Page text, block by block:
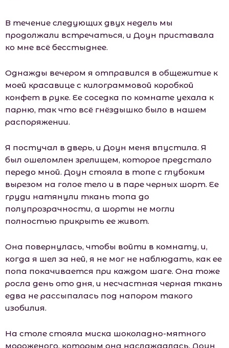
В течение следующих двух недель мы
продолжали встречаться, и Доун приставала
ко мне всё бесстыднее.
Однажды вечером я отправился в общежитие к
моей красавице с килограммовой коробкой
конфет в руке. Ее соседка по комнате уехала к
парню, так что всё гнёздышко было в нашем
распоряжении.
Я постучал в дверь, и Доун меня впустила. Я
был ошеломлен зрелищем, которое предстало
передо мной. Доун стояла в топе с глубоким
вырезом на голое тело и в паре черных шорт. Ее
груди натянули ткань топа до
полупрозрачности, а шорты не могли
полностью прикрыть ее живот.
Она повернулась, чтобы войти в комнату, и,
когда я шел за ней, я не мог не наблюдать, как ее
попа покачивается при каждом шаге. Она тоже
росла день ото дня, и несчастная черная ткань
едва не рассыпалась под напором такого
изобилия.
На столе стояла миска шоколадно-мятного
мороженого, которым она наслаждалась. Доун